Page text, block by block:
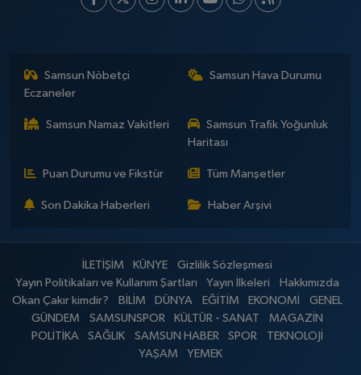
Samsun Nöbetçi
Eczaneler
Samsun Hava Durumu
Samsun Namaz Vakitleri
Samsun Trafik Yoğunluk
Haritası
Puan Durumu ve Fikstür Tüm Manşetler
Son Dakika Haberleri Haber Arşivi
İLETİŞİM KÜNYE
Gizlilik Sözleşmesi
Yayın Politikaları ve Kullanım Şartları
Yayın İlkeleri
Hakkımızda
Okan Çakır kimdir?
BİLİM DÜNYA EĞİTİM EKONOMİ
GENEL
GÜNDEM
SAMSUNSPOR KÜLTÜR - SANAT
MAGAZİN
POLİTİKA
SAĞLIK SAMSUN HABER SPOR
TEKNOLOJİ
YAŞAM
YEMEK